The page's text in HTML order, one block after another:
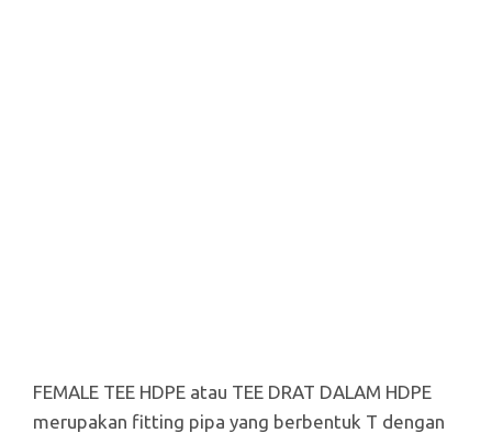
FEMALE TEE HDPE atau TEE DRAT DALAM HDPE
merupakan fitting pipa yang berbentuk T dengan